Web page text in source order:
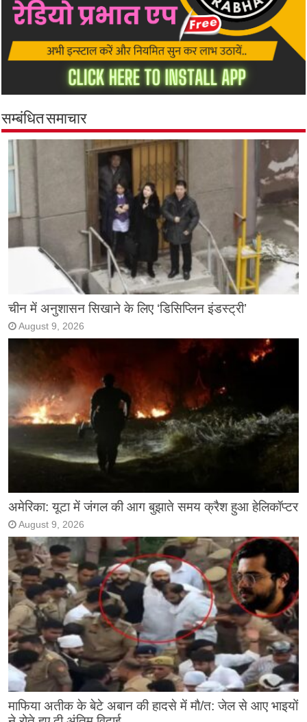
सम्बंधित समाचार
चीन में अनुशासन सिखाने के लिए ‘डिसिप्लिन इंडस्ट्री’
August 9, 2026
अमेरिका: यूटा में जंगल की आग बुझाते समय क्रैश हुआ हेलिकॉप्टर
August 9, 2026
माफिया अतीक के बेटे अबान की हादसे में मौ/त: जेल से आए भाइयों